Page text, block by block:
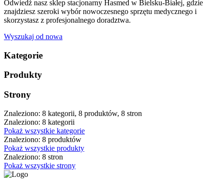
Odwiedź nasz sklep stacjonarny Hasmed w Bielsku-Białej, gdzie
znajdziesz szeroki wybór nowoczesnego sprzętu medycznego i
skorzystasz z profesjonalnego doradztwa.
Wyszukaj od nowa
Kategorie
Produkty
Strony
Znaleziono: 8 kategorii, 8 produktów, 8 stron
Znaleziono: 8 kategorii
Pokaż wszystkie kategorie
Znaleziono: 8 produktów
Pokaż wszystkie produkty
Znaleziono: 8 stron
Pokaż wszystkie strony